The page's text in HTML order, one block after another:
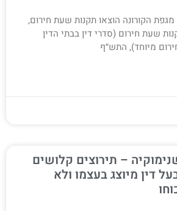
הקורונה הוצאו תקנות שעת חירום,
– 2020, [תקנות שעת חירום (סדרי דין בבתי הדין
מיוחד), התש״ף
– תירוצים קלושים
דין מיוצג בעצמו ולא